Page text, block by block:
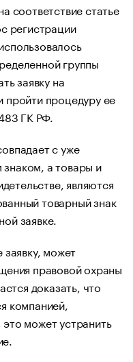
соответствие статье
регистрации
группы
заявку на
пройти процедуру ее
ГК РФ.
с уже
а товары и
являются
товарный знак
заявке.
заявку, может
правовой охраны
доказать, что
компанией,
может устранить